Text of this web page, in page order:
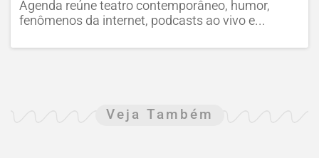
Agenda reúne teatro contemporâneo, humor,
fenômenos da internet, podcasts ao vivo e...
Veja Também